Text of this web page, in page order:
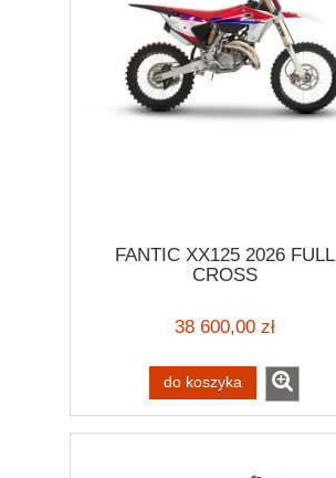
FANTIC XX125 2026 FULL
CROSS
38 600,00 zł
do koszyka